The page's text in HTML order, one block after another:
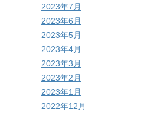
2023年7月
2023年6月
2023年5月
2023年4月
2023年3月
2023年2月
2023年1月
2022年12月